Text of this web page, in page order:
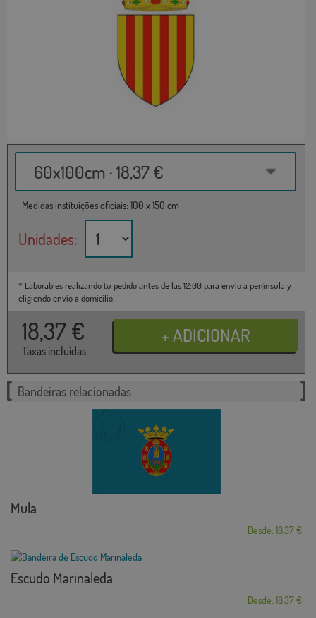
60x100cm · 18,37 €
Medidas instituições oficiais: 100 x 150 cm
Unidades:
* Laborables realizando tu pedido antes de las 12:00 para envío a península y
eligiendo envío a domicilio.
18,37 €
Taxas incluídas
Bandeiras relacionadas
Mula
Desde: 18,37 €
Escudo Marinaleda
Desde: 18,37 €